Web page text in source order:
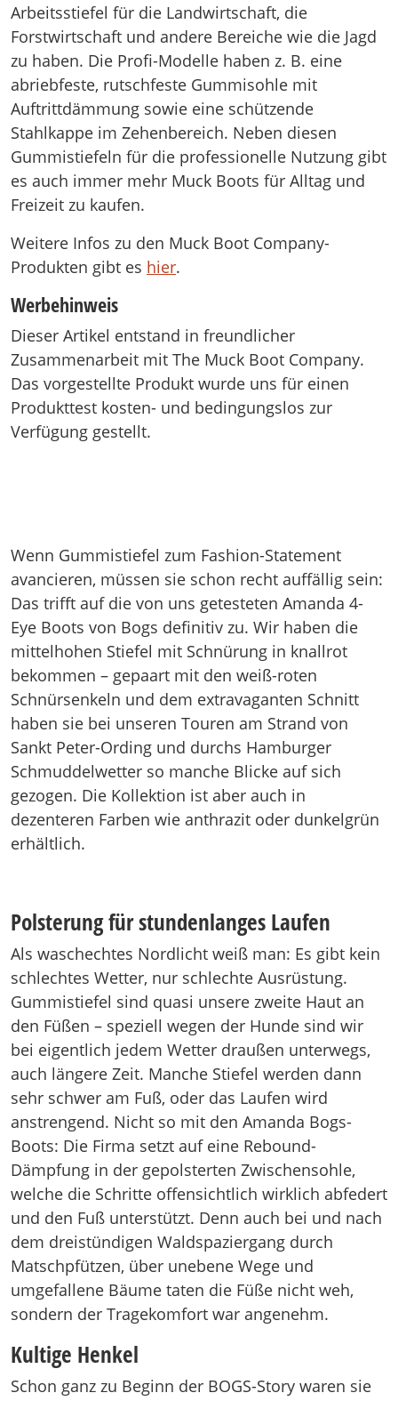
Arbeitsstiefel für die Landwirtschaft, die
Forstwirtschaft und andere Bereiche wie die Jagd
zu haben. Die Profi-Modelle haben z. B. eine
abriebfeste, rutschfeste Gummisohle mit
Auftrittdämmung sowie eine schützende
Stahlkappe im Zehenbereich. Neben diesen
Gummistiefeln für die professionelle Nutzung gibt
es auch immer mehr Muck Boots für Alltag und
Freizeit zu kaufen.
Weitere Infos zu den Muck Boot Company-
Produkten gibt es hier.
Werbehinweis
Dieser Artikel entstand in freundlicher
Zusammenarbeit mit The Muck Boot Company.
Das vorgestellte Produkt wurde uns für einen
Produkttest kosten- und bedingungslos zur
Verfügung gestellt.
Wenn Gummistiefel zum Fashion-Statement
avancieren, müssen sie schon recht auffällig sein:
Das trifft auf die von uns getesteten Amanda 4-
Eye Boots von Bogs definitiv zu. Wir haben die
mittelhohen Stiefel mit Schnürung in knallrot
bekommen – gepaart mit den weiß-roten
Schnürsenkeln und dem extravaganten Schnitt
haben sie bei unseren Touren am Strand von
Sankt Peter-Ording und durchs Hamburger
Schmuddelwetter so manche Blicke auf sich
gezogen. Die Kollektion ist aber auch in
dezenteren Farben wie anthrazit oder dunkelgrün
erhältlich.
Polsterung für stundenlanges Laufen
Als waschechtes Nordlicht weiß man: Es gibt kein
schlechtes Wetter, nur schlechte Ausrüstung.
Gummistiefel sind quasi unsere zweite Haut an
den Füßen – speziell wegen der Hunde sind wir
bei eigentlich jedem Wetter draußen unterwegs,
auch längere Zeit. Manche Stiefel werden dann
sehr schwer am Fuß, oder das Laufen wird
anstrengend. Nicht so mit den Amanda Bogs-
Boots: Die Firma setzt auf eine Rebound-
Dämpfung in der gepolsterten Zwischensohle,
welche die Schritte offensichtlich wirklich abfedert
und den Fuß unterstützt. Denn auch bei und nach
dem dreistündigen Waldspaziergang durch
Matschpfützen, über unebene Wege und
umgefallene Bäume taten die Füße nicht weh,
sondern der Tragekomfort war angenehm.
Kultige Henkel
Schon ganz zu Beginn der BOGS-Story waren sie